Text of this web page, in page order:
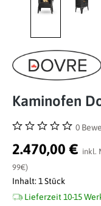
Kaminofen
Durchschnittliche
0
2.470,00 € inkl.
99€)
Inhalt: 1 Stück
Lieferzeit 10-15